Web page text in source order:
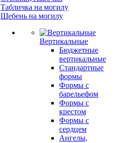
Табличка на могилу
Щебень на могилу
Вертикальные
Бюджетные
вертикальные
Стандартные
формы
Формы с
барельефом
Формы с
крестом
Формы с
сердцем
Ангелы,